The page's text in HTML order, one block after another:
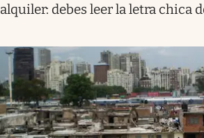
alquiler: debes leer la letra chica